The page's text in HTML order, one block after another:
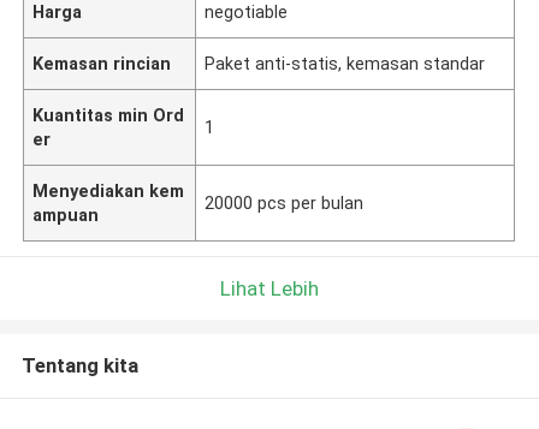
Harga negotiable
Kemasan rincian Paket anti-statis, kemasan standar
Kuantitas min Ord
er
1
Menyediakan kem
ampuan
20000 pcs per bulan
Lihat Lebih
Tentang kita